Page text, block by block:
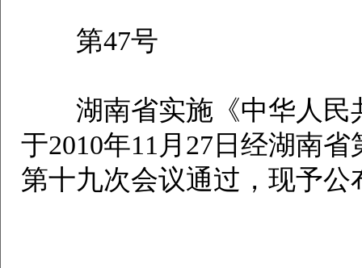
第47号
湖南省实施《中华人民
于2010年11月27日经湖南
第十九次会议通过，现予公